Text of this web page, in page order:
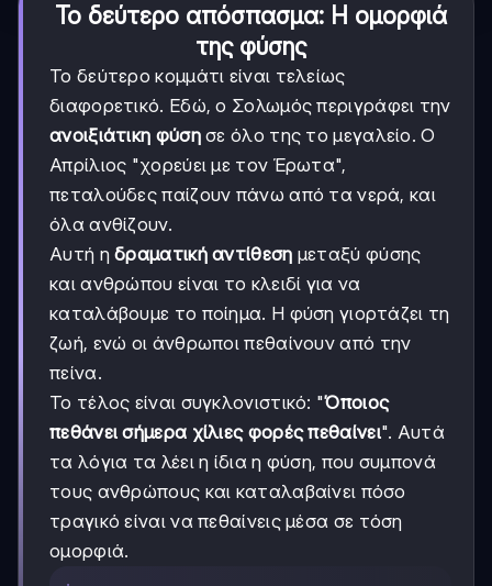
Το δεύτερο απόσπασμα: Η ομορφιά
της φύσης
Το δεύτερο κομμάτι είναι τελείως
διαφορετικό. Εδώ, ο Σολωμός περιγράφει την
ανοιξιάτικη φύσησε όλο της το μεγαλείο. Ο
Απρίλιος "χορεύει με τον Έρωτα",
πεταλούδες παίζουν πάνω από τα νερά, και
όλα ανθίζουν.
Αυτή ηδραματική αντίθεση μεταξύ φύσης
και ανθρώπου είναι το κλειδί για να
καταλάβουμε το ποίημα. Η φύση γιορτάζει τη
ζωή, ενώ οι άνθρωποι πεθαίνουν από την
πείνα.
Το τέλος είναι συγκλονιστικό: "Όποιος
πεθάνει σήμερα χίλιες φορές πεθαίνει". Αυτά
τα λόγια τα λέει η ίδια η φύση, που συμπονά
τους ανθρώπους και καταλαβαίνει πόσο
τραγικό είναι να πεθαίνεις μέσα σε τόση
ομορφιά.